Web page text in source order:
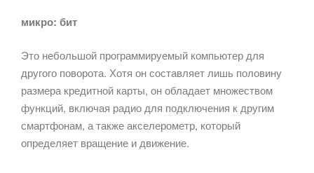
микро: бит
Это небольшой программируемый компьютер для
другого поворота. Хотя он составляет лишь половину
размера кредитной карты, он обладает множеством
функций, включая радио для подключения к другим
смартфонам, а также акселерометр, который
определяет вращение и движение.